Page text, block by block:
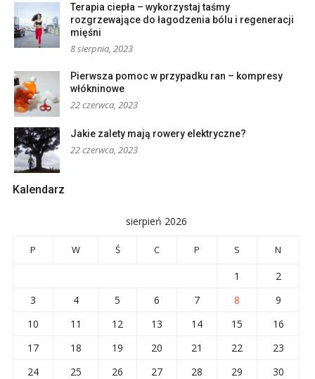
Terapia ciepła – wykorzystaj taśmy
rozgrzewające do łagodzenia bólu i regeneracji
mięśni
8 sierpnia, 2023
Pierwsza pomoc w przypadku ran – kompresy
włókninowe
22 czerwca, 2023
Jakie zalety mają rowery elektryczne?
22 czerwca, 2023
Kalendarz
sierpień 2026
P W Ś C P S N
1
2
3
4 5 6 7 8
9
10
11 12 13 14 15
16
17
18 19 20 21 22
23
24
25 26 27 28 29
30